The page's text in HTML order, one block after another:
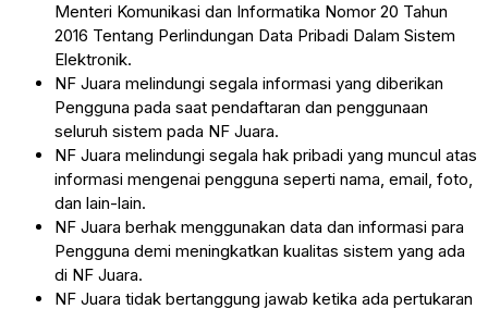
Menteri Komunikasi dan Informatika Nomor 20 Tahun
2016 Tentang Perlindungan Data Pribadi Dalam Sistem
Elektronik.
NF Juara melindungi segala informasi yang diberikan
Pengguna pada saat pendaftaran dan penggunaan
seluruh sistem pada NF Juara.
NF Juara melindungi segala hak pribadi yang muncul atas
informasi mengenai pengguna seperti nama, email, foto,
dan lain-lain.
NF Juara berhak menggunakan data dan informasi para
Pengguna demi meningkatkan kualitas sistem yang ada
di NF Juara.
NF Juara tidak bertanggung jawab ketika ada pertukaran